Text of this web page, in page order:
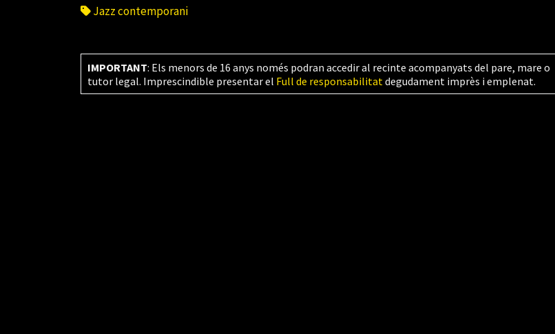
Jazz contemporani
IMPORTANT: Els menors de 16 anys només podran accedir al recinte acompanyats del pare, mare o
tutor legal. Imprescindible presentar el Full de responsabilitat degudament imprès i emplenat.